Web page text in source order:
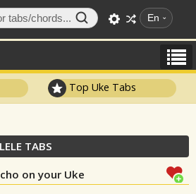
En
Top Uke Tabs
TABS
on your Uke